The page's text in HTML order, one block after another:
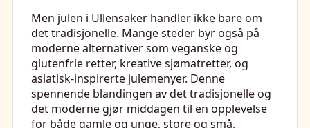
Men julen i Ullensaker handler ikke bare om
det tradisjonelle. Mange steder byr også på
moderne alternativer som veganske og
glutenfrie retter, kreative sjømatretter, og
asiatisk-inspirerte julemenyer. Denne
spennende blandingen av det tradisjonelle og
det moderne gjør middagen til en opplevelse
for både gamle og unge, store og små.